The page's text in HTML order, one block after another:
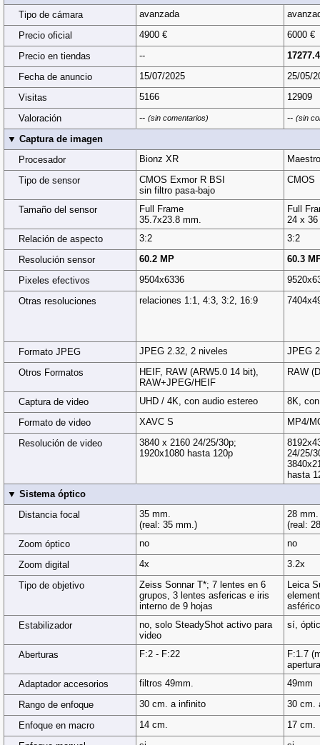
Tipo de cámara
avanzada
Precio oficial
4900 €
6000 €
Precio en tiendas
--
Fecha de anuncio
15/07/2025
25/05/
Visitas
5166
12909
Valoración
-- (sin comentarios) -- (sin
▼ Captura de imagen
Procesador
Bionz XR
Tipo de sensor
CMOS Exmor R BSI
sin filtro pasa-bajo
CMOS
Tamaño del sensor
Full Frame
35.7x23.8 mm.
Full
24 x 36
Relación de aspecto
3:2
3:2
Resolución sensor
60.2 MP
60.3
Pixeles efectivos
9504x6336
Otras resoluciones
relaciones 1:1, 4:3, 3:2, 16:9
Formato JPEG JPEG 2.32, 2 niveles
JPEG
Otros Formatos
HEIF, RAW (ARW5.0 14 bit),
RAW+JPEG/HEIF
RAW
Captura de video UHD / 4K, con audio estereo
8K,
Formato de video
XAVC S
MP4/
Resolución de video
3840 x 2160 24/25/30p;
1920x1080 hasta 120p
24/25/
hasta
▼ Sistema óptico
Distancia focal
35 mm.
(real: 35 mm.)
28 mm.
(real:
Zoom óptico
no
no
Zoom digital
4x
3.2x
Tipo de objetivo
Zeiss Sonnar T*; 7 lentes en 6
grupos, 3 lentes asfericas e iris
interno de 9 hojas
Leica
Estabilizador
no, solo SteadyShot activo para
video
sí,
Aberturas F:2 - F:22
F:1.7
Adaptador accesorios
filtros 49mm.
49mm
Rango de enfoque
30 cm. a infinito
30 cm.
Enfoque en macro
14 cm.
17 cm.